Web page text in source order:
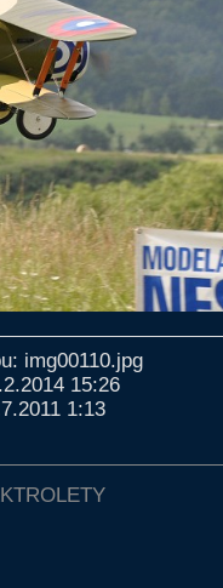
img00110.jpg
15:26
1:13